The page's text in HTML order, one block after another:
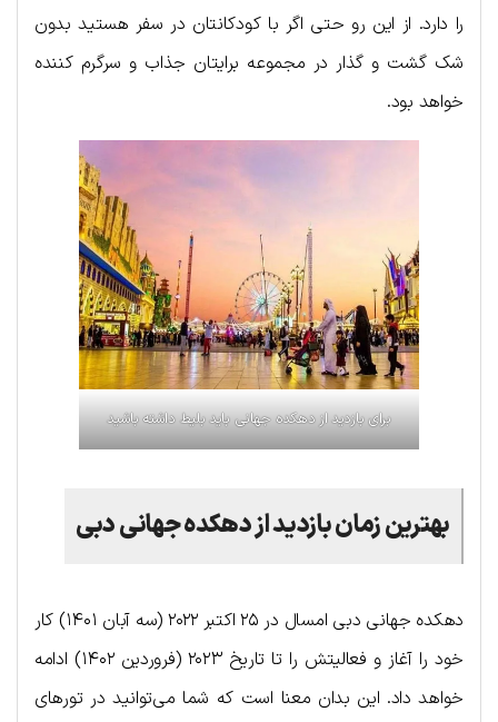
را دارد. از این رو حتی اگر با کودکانتان در سفر هستید بدون
شک گشت و گذار در مجموعه برایتان جذاب و سرگرم کننده
خواهد بود.
برای بازدید از دهکده جهانی باید بلیط داشته باشید
بهترین زمان بازدید از دهکده جها‌نی دبی
دهکده جها‌نی د‌بی امسال در ۲۵ اکتبر ۲۰۲۲ (سه آبان ۱۴۰۱) کار
خود را آغاز و فعالیتش را تا تاریخ ۲۰۲۳ (فروردین ۱۴۰۲) ادامه
خواهد داد. این بدان معنا است که شما می‌توانید در تورهای